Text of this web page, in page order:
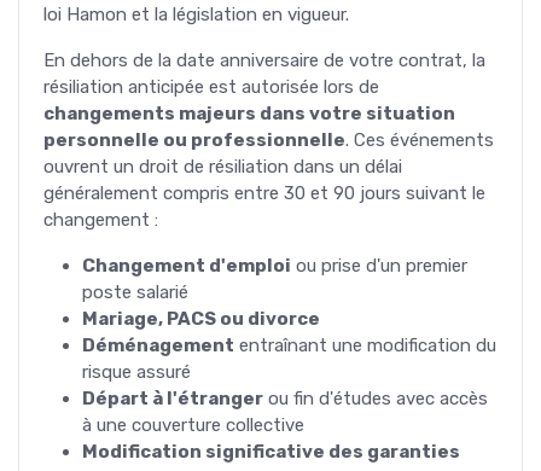
loi Hamon et la législation en vigueur.
En dehors de la date anniversaire de votre contrat, la
résiliation anticipée est autorisée lors de
changements majeurs dans votre situation
personnelle ou professionnelle. Ces événements
ouvrent un droit de résiliation dans un délai
généralement compris entre 30 et 90 jours suivant le
changement :
Changement d'emploi ou prise d'un premier
poste salarié
Mariage, PACS ou divorce
Déménagement entraînant une modification du
risque assuré
Départ à l'étranger ou fin d'études avec accès
à une couverture collective
Modification significative des garanties